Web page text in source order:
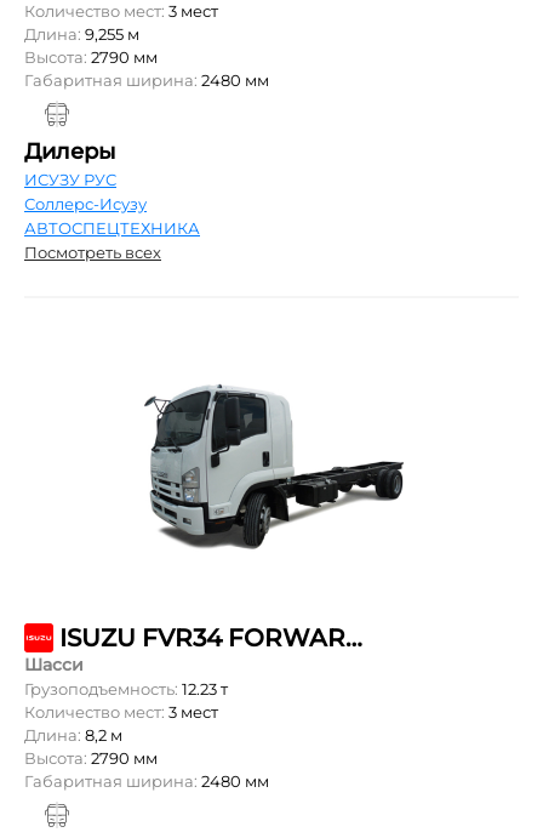
Количество мест: 3 мест
Длина: 9,255 м
Высота: 2790 мм
Габаритная ширина: 2480 мм
Дилеры
ИСУЗУ РУС
Соллерс-Исузу
АВТОСПЕЦТЕХНИКА
Посмотреть всех
ISUZU FVR34 FORWARD 18.0 NORMAL AIR SUSP
Шасси
Грузоподъемность: 12.23 т
Количество мест: 3 мест
Длина: 8,2 м
Высота: 2790 мм
Габаритная ширина: 2480 мм